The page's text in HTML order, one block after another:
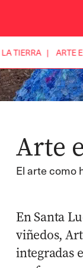
LA TIERRA | ARTE
Arte
El arte como
En Santa
viñedos,
integradas